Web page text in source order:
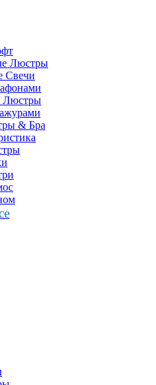
Люстры
Свечи
Люстры
& Бра